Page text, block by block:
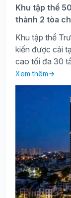
Khu tập thể
thành 2 tòa
Khu tập thể
kiến được cải
cao tối đa 30
Xem thêm